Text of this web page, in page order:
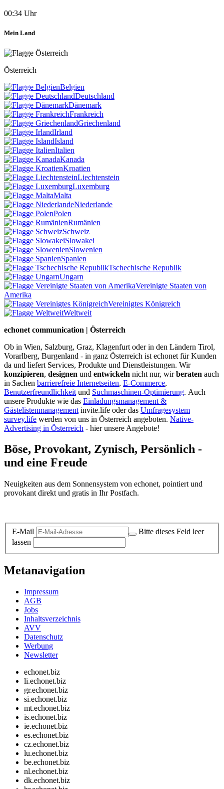
00:34 Uhr
Mein Land
Österreich
Belgien
Deutschland
Dänemark
Frankreich
Griechenland
Irland
Island
Italien
Kanada
Kroatien
Liechtenstein
Luxemburg
Malta
Niederlande
Polen
Rumänien
Schweiz
Slowakei
Slowenien
Spanien
Tschechische Republik
Ungarn
Vereinigte Staaten von
Amerika
Vereinigtes Königreich
Weltweit
echonet communication | Österreich
Ob in Wien, Salzburg, Graz, Klagenfurt oder in den Ländern Tirol,
Vorarlberg, Burgenland - in ganz Österreich ist echonet für Kunden
da und liefert Services, Produkte und Dienstleistungen. Wir
konzipieren, designen und entwickeln nicht nur, wirberaten auch
in Sachen barrierefreie Internetseiten, E-Commerce,
Benutzerfreundlichkeit und Suchmaschinen-Optimierung. Auch
unsere Produkte wie das Einladungsmanagement &
Gästelistenmanagement invite.life oder das Umfragesystem
survey.life werden von uns in Österreich angeboten. Native-
Advertising in Österreich - hier unsere Angebote!
Böse, Provokant, Zynisch, Persönlich -
und eine Freude
Neuigkeiten aus dem Sonnensystem von echonet, pointiert und
provokant direkt und gratis in Ihr Postfach.
E-Mail
Bitte dieses Feld leer
lassen
Metanavigation
Impressum
AGB
Jobs
Inhaltsverzeichnis
AVV
Datenschutz
Werbung
Newsletter
echonet.biz
li.echonet.biz
gr.echonet.biz
si.echonet.biz
mt.echonet.biz
is.echonet.biz
ie.echonet.biz
es.echonet.biz
cz.echonet.biz
lu.echonet.biz
be.echonet.biz
nl.echonet.biz
dk.echonet.biz